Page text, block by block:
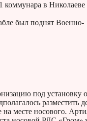
ком­му­на­ра в
был поднят Военно-
под уста­нов­ку
раз­ме­стить
на месте но­со­во­го.